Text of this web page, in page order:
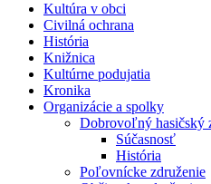
Kultúra v obci
Civilná ochrana
História
Knižnica
Kultúrne podujatia
Kronika
Organizácie a spolky
Dobrovoľný hasičský
Súčasnosť
História
Poľovnícke združenie